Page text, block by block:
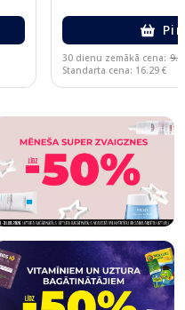
30 dienu zemākā cena:
Standarta cena: 16.29 €